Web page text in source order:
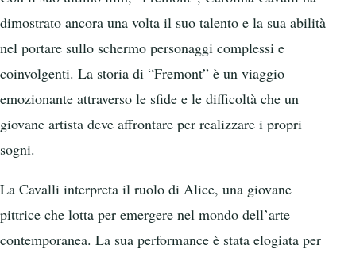
dimostrato ancora una volta il suo talento e la sua abilità
nel portare sullo schermo personaggi complessi e
coinvolgenti. La storia di “Fremont” è un viaggio
emozionante attraverso le sfide e le difficoltà che un
giovane artista deve affrontare per realizzare i propri
sogni.
La Cavalli interpreta il ruolo di Alice, una giovane
pittrice che lotta per emergere nel mondo dell’arte
contemporanea. La sua performance è stata elogiata per